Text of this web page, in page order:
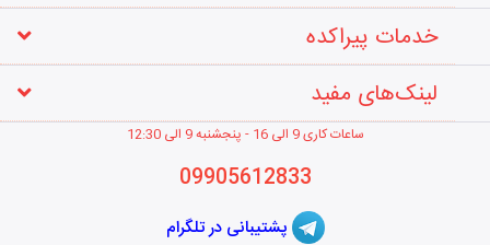
خدمات پیراکده
لینک‌های مفید
ساعات کاری 9 الی 16 - پنجشنبه 9 الی 12 :30
09905612833
پشتیبانی در تلگرام